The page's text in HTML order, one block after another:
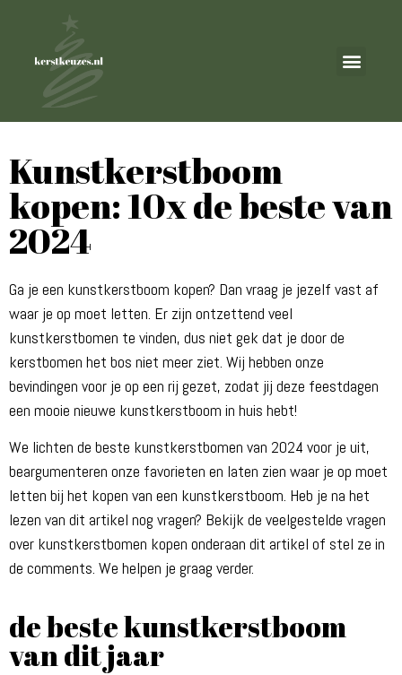
Kunstkerstboom
kopen: 10x de beste van
2024
Ga je een kunstkerstboom kopen? Dan vraag je jezelf vast af
waar je op moet letten. Er zijn ontzettend veel
kunstkerstbomen te vinden, dus niet gek dat je door de
kerstbomen het bos niet meer ziet. Wij hebben onze
bevindingen voor je op een rij gezet, zodat jij deze feestdagen
een mooie nieuwe kunstkerstboom in huis hebt!
We lichten de beste kunstkerstbomen van 2024 voor je uit,
beargumenteren onze favorieten en laten zien waar je op moet
letten bij het kopen van een kunstkerstboom. Heb je na het
lezen van dit artikel nog vragen? Bekijk de veelgestelde vragen
over kunstkerstbomen kopen onderaan dit artikel of stel ze in
de comments. We helpen je graag verder.
de beste kunstkerstboom
van dit jaar